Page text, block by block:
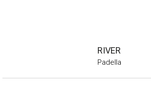
RIVER
Padella